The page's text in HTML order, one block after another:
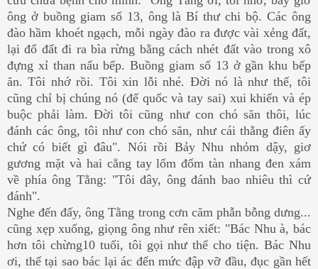
ông ở buồng giam số 13, ông là Bí thư chi bộ. Các ông
đào hầm khoét ngạch, mỗi ngày đào ra được vài xẻng đất,
lại đổ đất đi ra bìa rừng bằng cách nhét đất vào trong xô
đựng xỉ than nấu bếp. Buồng giam số 13 ở gần khu bếp
ăn. Tôi nhớ rồi. Tôi xin lỗi nhé. Đời nó là như thế, tôi
cũng chỉ bị chúng nó (đế quốc và tay sai) xui khiến và ép
buộc phải làm. Đời tôi cũng như con chó săn thôi, lúc
đánh các ông, tôi như con chó săn, như cái thằng điên ấy
chứ có biết gì đâu". Nói rồi Bảy Nhu nhỏm dậy, giơ
gương mặt và hai cẳng tay lốm đốm tàn nhang đen xám
về phía ông Tằng: "Tôi đây, ông đánh bao nhiêu thì cứ
đánh".
Nghe đến đấy, ông Tằng trong cơn căm phẫn bỗng dưng...
cũng xẹp xuống, giọng ông như rên xiết: "Bác Nhu à, bác
hơn tôi chừng10 tuổi, tôi gọi như thế cho tiện. Bác Nhu
ơi, thế tại sao bác lại ác đến mức đập vỡ đầu, đục gần hết